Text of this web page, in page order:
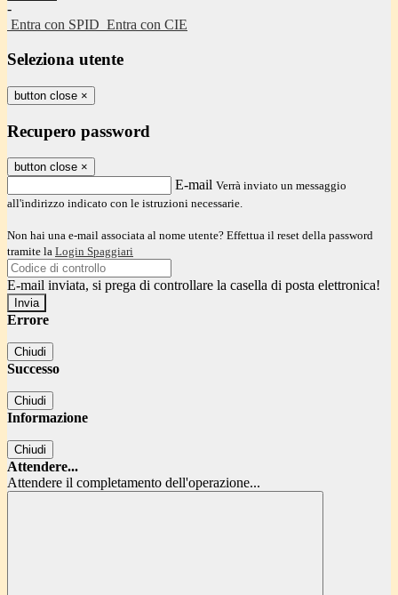
-
Entra con SPID Entra con CIE
Seleziona utente
button close ×
Recupero password
button close ×
E-mail Verrà inviato un messaggio
all'indirizzo indicato con le istruzioni necessarie.
Non hai una e-mail associata al nome utente? Effettua il reset della password
tramite la Login Spaggiari
E-mail inviata, si prega di controllare la casella di posta elettronica!
Errore
Chiudi
Successo
Chiudi
Informazione
Chiudi
Attendere...
Attendere il completamento dell'operazione...